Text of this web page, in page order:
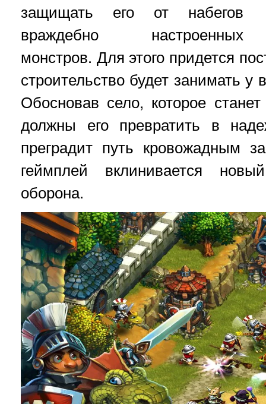
защищать его от набегов
враждебно настроенных
монстров. Для этого придется
строительство будет занимать
Обосновав село, которое
должны его превратить в
преградит путь кровожадным
геймплей вклинивается
оборона.